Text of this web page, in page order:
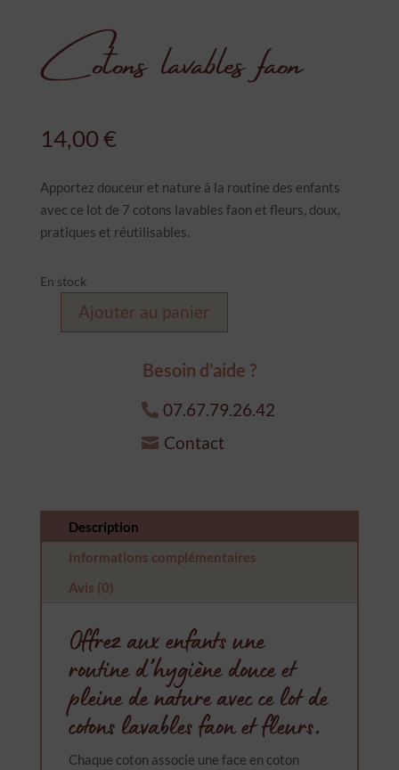
Cotons lavables faon
14,00€
Apportez douceur et nature à la routine des enfants
avec ce lot de 7 cotons lavables faon et fleurs, doux,
pratiques et réutilisables.
En stock
quantitéAjouter au panier
Besoin d’aide ?
07.67.79.26.42
Contact
Description
Informations complémentaires
Avis (0)
Offrez aux enfants une
routine d’hygiène douce et
pleine de nature avec ce lot de
cotons lavables faon et fleurs.
Chaque coton associe une face en coton